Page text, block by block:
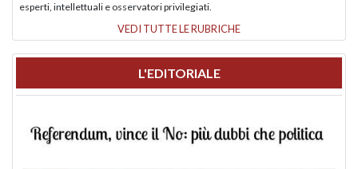
esperti, intellettuali e osservatori privilegiati.
VEDI TUTTE LE RUBRICHE
L'EDITORIALE